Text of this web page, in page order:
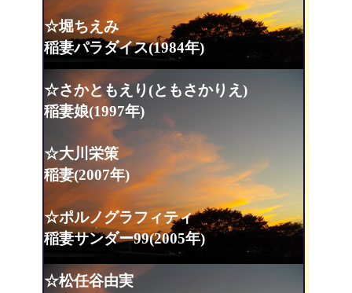
☆堀ちえみ
稲妻パラダイス(1984年)
☆さかともえり(ともさかりえ)
稲妻娘(1997年)
☆大川栄策
稲妻(2007年)
☆ポルノグラフィティ
稲妻サンダー99(2005年)
☆松任谷由実